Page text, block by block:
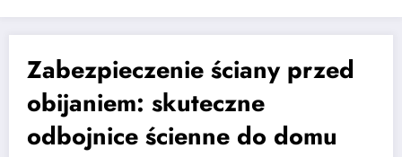
Zabezpieczenie ściany przed
obijaniem: skuteczne
odbojnice ścienne do domu